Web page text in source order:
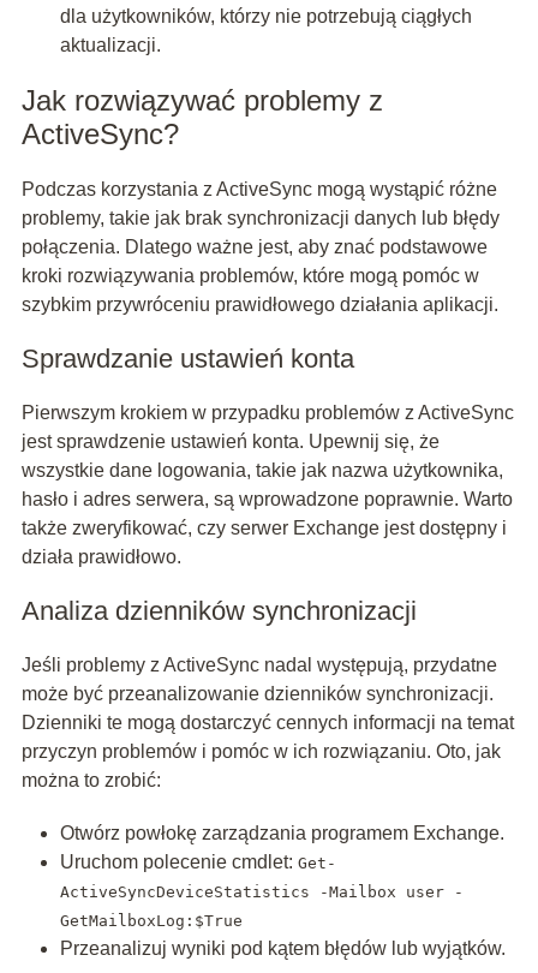
dla użytkowników, którzy nie potrzebują ciągłych
aktualizacji.
Jak rozwiązywać problemy z
ActiveSync?
Podczas korzystania z ActiveSync mogą wystąpić różne
problemy, takie jak brak synchronizacji danych lub błędy
połączenia. Dlatego ważne jest, aby znać podstawowe
kroki rozwiązywania problemów, które mogą pomóc w
szybkim przywróceniu prawidłowego działania aplikacji.
Sprawdzanie ustawień konta
Pierwszym krokiem w przypadku problemów z ActiveSync
jest sprawdzenie ustawień konta. Upewnij się, że
wszystkie dane logowania, takie jak nazwa użytkownika,
hasło i adres serwera, są wprowadzone poprawnie. Warto
także zweryfikować, czy serwer Exchange jest dostępny i
działa prawidłowo.
Analiza dzienników synchronizacji
Jeśli problemy z ActiveSync nadal występują, przydatne
może być przeanalizowanie dzienników synchronizacji.
Dzienniki te mogą dostarczyć cennych informacji na temat
przyczyn problemów i pomóc w ich rozwiązaniu. Oto, jak
można to zrobić:
Otwórz powłokę zarządzania programem Exchange.
Uruchom polecenie cmdlet: Get-
ActiveSyncDeviceStatistics -Mailbox user -
GetMailboxLog:$True
Przeanalizuj wyniki pod kątem błędów lub wyjątków.